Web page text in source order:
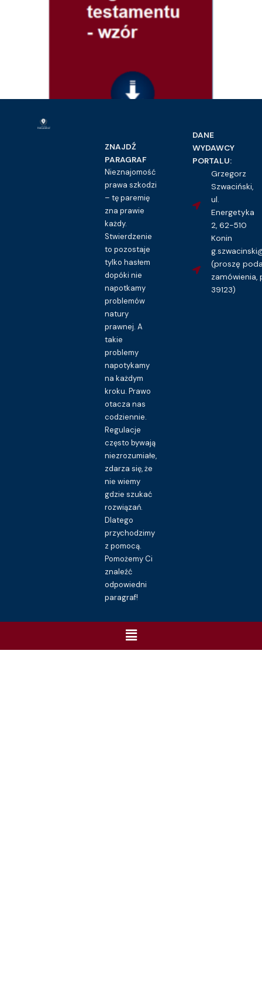
Wniosek o otwarcie i ogłoszenie testamentu – wzór
Kupuję dostęp do wzoru pisma
ZNAJDŹ
PARAGRAF
Nieznajomość
prawa szkodzi
– tę paremię
zna prawie
każdy.
Stwierdzenie
to pozostaje
tylko hasłem
dopóki nie
napotkamy
problemów
natury
prawnej. A
takie
problemy
napotykamy
na każdym
kroku. Prawo
otacza nas
codziennie.
Regulacje
często bywają
niezrozumiałe,
zdarza się, że
nie wiemy
gdzie szukać
rozwiązań.
Dlatego
przychodzimy
z pomocą.
Pomożemy Ci
znaleźć
odpowiedni
paragraf!
DANE
WYDAWCY
PORTALU:
Grzegorz
Szwaciński,
ul.
Energetyka
2, 62-510
Konin
(proszę
zamówienia,
39123)
Menu